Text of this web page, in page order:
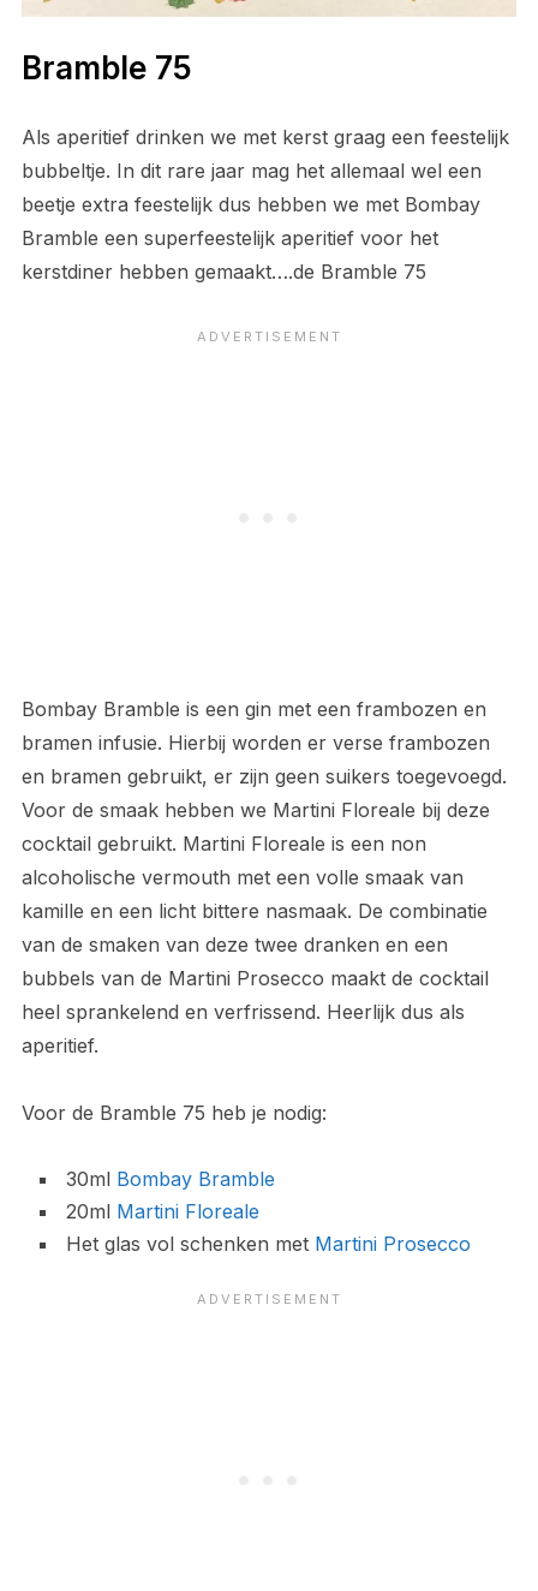
Bramble 75
Als aperitief drinken we met kerst graag een feestelijk
bubbeltje. In dit rare jaar mag het allemaal wel een
beetje extra feestelijk dus hebben we met Bombay
Bramble een superfeestelijk aperitief voor het
kerstdiner hebben gemaakt….de Bramble 75
Bombay Bramble is een gin met een frambozen en
bramen infusie. Hierbij worden er verse frambozen
en bramen gebruikt, er zijn geen suikers toegevoegd.
Voor de smaak hebben we Martini Floreale bij deze
cocktail gebruikt. Martini Floreale is een non
alcoholische vermouth met een volle smaak van
kamille en een licht bittere nasmaak. De combinatie
van de smaken van deze twee dranken en een
bubbels van de Martini Prosecco maakt de cocktail
heel sprankelend en verfrissend. Heerlijk dus als
aperitief.
Voor de Bramble 75 heb je nodig:
30ml Bombay Bramble
20ml Martini Floreale
Het glas vol schenken met Martini Prosecco